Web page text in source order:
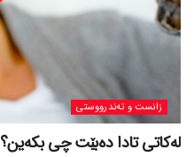
زانست و تەندرووستی
لەکاتی تادا دەبێت چی بکەین؟